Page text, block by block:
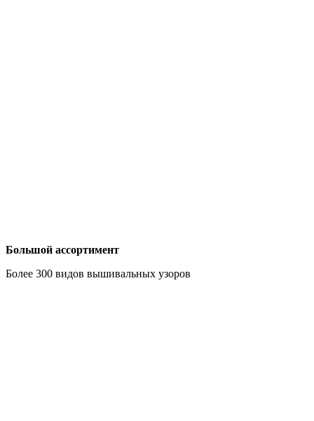
Большой ассортимент
Более 300 видов вышивальных узоров